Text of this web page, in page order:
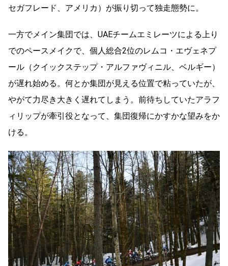
セガフレード、アメリカ）が振り切って独走態勢に。
一方でメイン集団では、 UAEチームエミレーツによる上り
でのペースメイクで、個人総合2位のレムコ・エヴェネプ
ール（クイックステップ・アルファヴィニル、ベルギー）
が遅れ始める。何とか集団が見える位置で粘っていたが、
やがて力尽き大きく遅れてしまう。前待ちしていたアラフ
ィリップが牽引役となって、集団復帰にかすかな望みをか
ける。